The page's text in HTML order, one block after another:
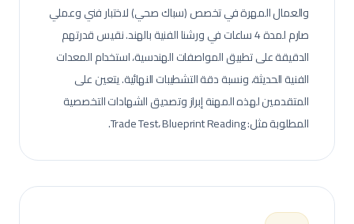
والعمال المهرة في تخصص (سباك صحي) لاختبار فني وعملي
صارم لمدة 4 ساعات في ورشنا الفنية بالهند. نقيس قدرتهم
الدقيقة على تطبيق المواصفات الهندسية، استخدام المعدات
الفنية الحديثة، ونسبة دقة التشطيبات النهائية.يتعين على
المتقدمين لهذه المهنة إبراز وتصديق الشهادات التخصصية
المطلوبة مثل: Trade Test، Blueprint Reading.